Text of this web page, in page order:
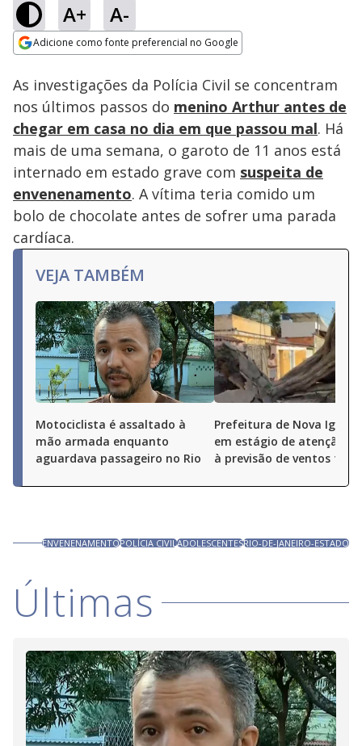
A+ A-
Adicione como fonte preferencial no Google
Ativar
Loaded
23.18%
As investigações da Polícia Civil se concentram
nos últimos passos do menino Arthur antes de
chegar em casa no dia em que passou mal. Há
mais de uma semana, o garoto de 11 anos está
internado em estado grave com suspeita de
envenenamento. A vítima teria comido um
bolo de chocolate antes de sofrer uma parada
cardíaca.
VEJA TAMBÉM
Motociclista é assaltado à
mão armada enquanto
aguardava passageiro no Rio
Prefeitura de Nova
em estágio de atenção
à previsão de ventos
ENVENENAMENTOPOLÍCIA CIVILADOLESCENTESRIO-DE-JANEIRO-ESTADO
Últimas